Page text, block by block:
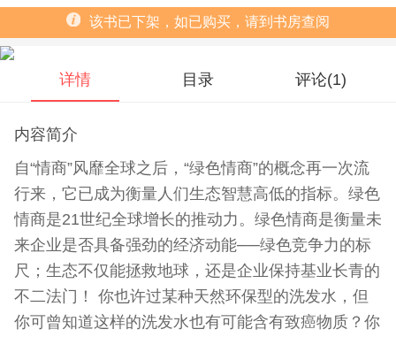
该书已下架，如已购买，请到书房查阅
详情 目录 评论(1)
内容简介
自“情商”风靡全球之后，“绿色情商”的概念再一次流
行来，它已成为衡量人们生态智慧高低的指标。绿色
情商是21世纪全球增长的推动力。绿色情商是衡量未
来企业是否具备强劲的经济动能──绿色竞争力的标
尺；生态不仅能拯救地球，还是企业保持基业长青的
不二法门！ 你也许过某种天然环保型的洗发水，但
你可曾知道这样的洗发水也有可能含有致癌物质？你